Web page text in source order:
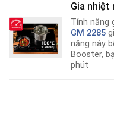
Gia nhiệt
Tính năng
GM 2285
năng này
Booster,
phút